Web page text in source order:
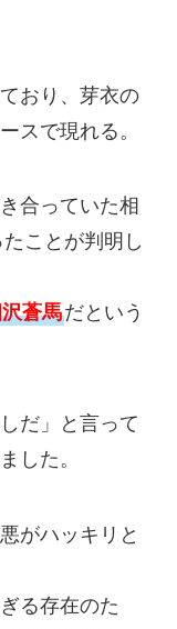
おり、芽衣の
スで現れる。
合っていた相
ことが判明し
蒼馬だという
だ」と言って
した。
がハッキリと
る存在のた